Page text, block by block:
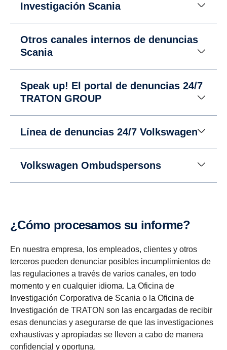
Investigación Scania
Otros canales internos de denuncias
Scania
Speak up! El portal de denuncias 24/7
TRATON GROUP
Línea de denuncias 24/7 Volkswagen
Volkswagen Ombudspersons
¿Cómo procesamos su informe?
En nuestra empresa, los empleados, clientes y otros
terceros pueden denunciar posibles incumplimientos de
las regulaciones a través de varios canales, en todo
momento y en cualquier idioma. La Oficina de
Investigación Corporativa de Scania o la Oficina de
Investigación de TRATON son las encargadas de recibir
esas denuncias y asegurarse de que las investigaciones
exhaustivas y apropiadas se lleven a cabo de manera
confidencial y oportuna.